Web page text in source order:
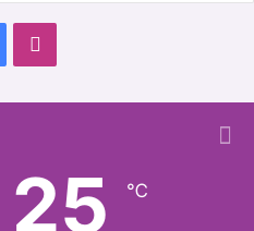
Facebook
25 ℃